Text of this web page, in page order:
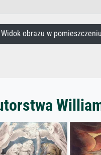
obrazu w pomieszczeniu